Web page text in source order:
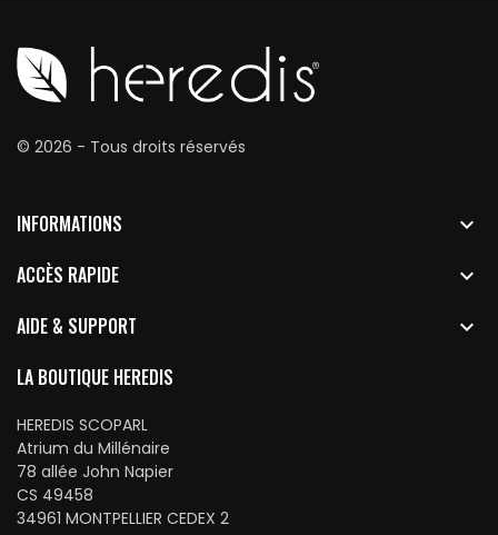
© 2026 - Tous droits réservés
INFORMATIONS

ACCÈS RAPIDE

AIDE & SUPPORT

LA BOUTIQUE HEREDIS
HEREDIS SCOPARL
Atrium du Millénaire
78 allée John Napier
CS 49458
34961 MONTPELLIER CEDEX 2